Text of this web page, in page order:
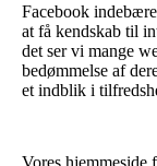
Facebook
at få kendskab til
det ser vi mange
bedømmelse af
et indblik i
Vores hjemmeside